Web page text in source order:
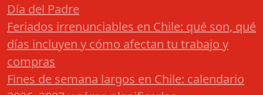
Día del Padre
Feriados irrenunciables en Chile: qué son, qué
días incluyen y cómo afectan tu trabajo y
compras
Fines de semana largos en Chile: calendario